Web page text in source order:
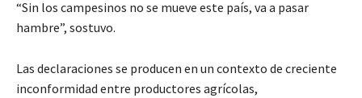
“Sin los campesinos no se mueve este país, va a pasar
hambre”, sostuvo.
Las declaraciones se producen en un contexto de creciente
inconformidad entre productores agrícolas,